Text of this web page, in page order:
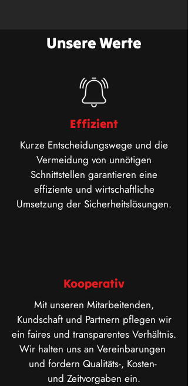
Unsere Werte
Effizient
Kurze Entscheidungswege und die
Vermeidung von unnötigen
Schnittstellen garantieren eine
effiziente und wirtschaftliche
Umsetzung der Sicherheitslösungen.
Kooperativ
Mit unseren Mitarbeitenden,
Kundschaft und Partnern pflegen wir
ein faires und transparentes Verhältnis.
Wir halten uns an Vereinbarungen
und fordern Qualitäts-, Kosten-
und Zeitvorgaben ein.